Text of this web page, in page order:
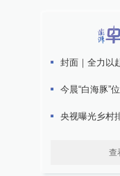
封面｜全力以
今晨“白海豚”
央视曝光乡村
查